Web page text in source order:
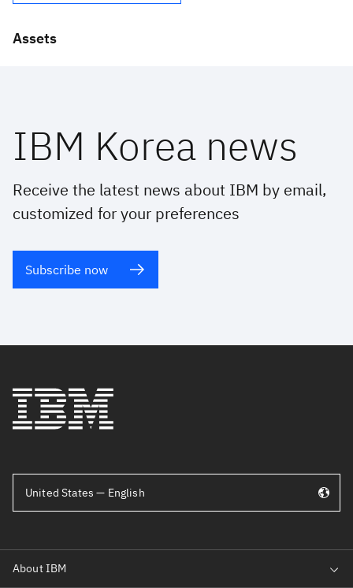
Assets
IBM Korea news
Receive the latest news about IBM by email,
customized for your preferences
Subscribe now
United States — English